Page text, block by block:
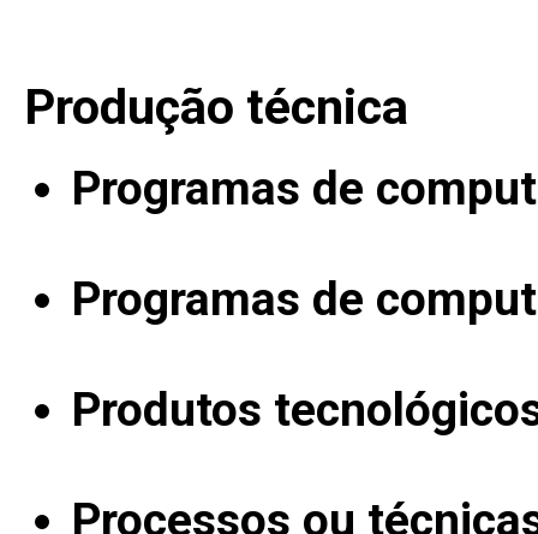
Produção técnica
Programas de
Programas de
Produtos
Processos ou